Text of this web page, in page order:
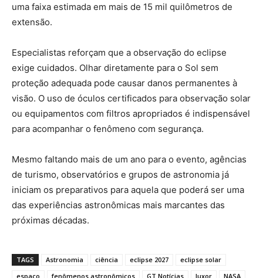
uma faixa estimada em mais de 15 mil quilômetros de
extensão.
Especialistas reforçam que a observação do eclipse
exige cuidados. Olhar diretamente para o Sol sem
proteção adequada pode causar danos permanentes à
visão. O uso de óculos certificados para observação solar
ou equipamentos com filtros apropriados é indispensável
para acompanhar o fenômeno com segurança.
Mesmo faltando mais de um ano para o evento, agências
de turismo, observatórios e grupos de astronomia já
iniciam os preparativos para aquela que poderá ser uma
das experiências astronômicas mais marcantes das
próximas décadas.
TAGS Astronomia ciência eclipse 2027
eclipse solar
espaço
fenômenos astronômicos GT Notícias luxor NASA